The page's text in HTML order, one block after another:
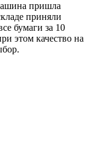
пришла
приняли
бумаги за 10
этом качество на